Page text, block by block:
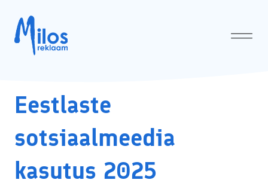
Sotsiaalmeedia turunduse ja Google Ads’i koolitused ja
Kasulik
Eestlaste
sotsiaalmeedia
kasutus 2025